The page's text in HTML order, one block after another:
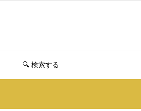
🔍️ 検索する